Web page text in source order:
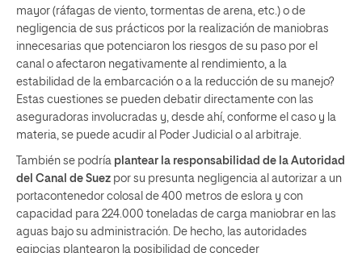
mayor (ráfagas de viento, tormentas de arena, etc.) o de
negligencia de sus prácticos por la realización de maniobras
innecesarias que potenciaron los riesgos de su paso por el
canal o afectaron negativamente al rendimiento, a la
estabilidad de la embarcación o a la reducción de su manejo?
Estas cuestiones se pueden debatir directamente con las
aseguradoras involucradas y, desde ahí, conforme el caso y la
materia, se puede acudir al Poder Judicial o al arbitraje.
También se podría plantear la responsabilidad de la Autoridad
del Canal de Suez por su presunta negligencia al autorizar a un
portacontenedor colosal de 400 metros de eslora y con
capacidad para 224.000 toneladas de carga maniobrar en las
aguas bajo su administración. De hecho, las autoridades
egipcias plantearon la posibilidad de conceder